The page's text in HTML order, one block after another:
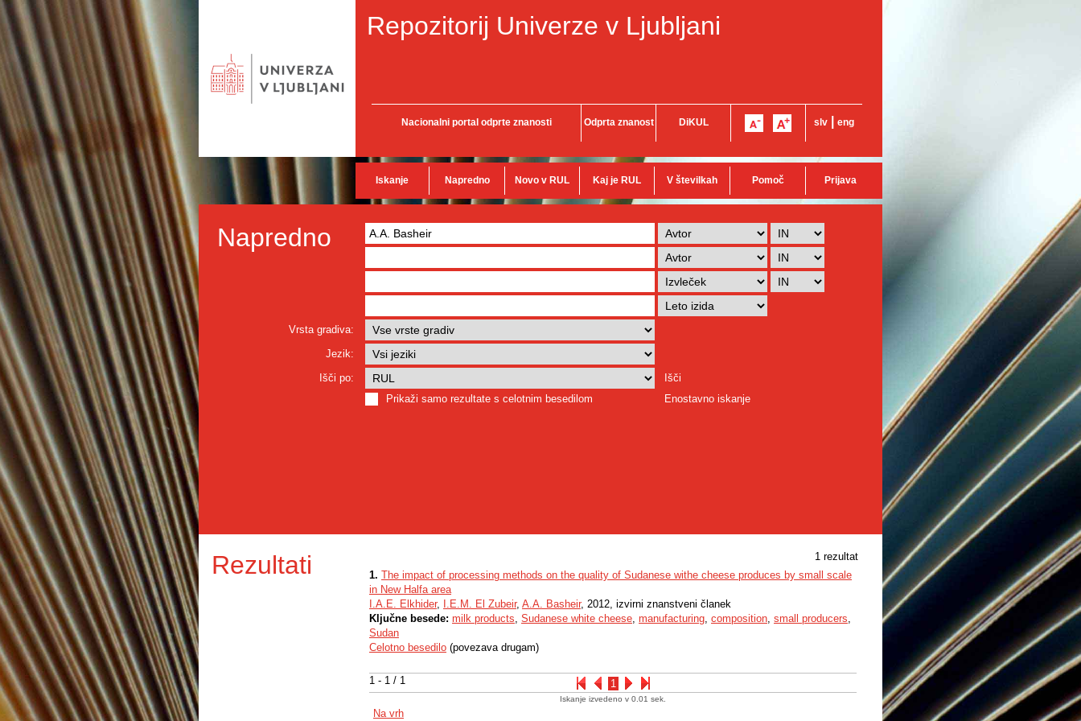
Repozitorij Univerze v Ljubljani
Nacionalni portal odprte znanosti Odprta znanost DiKUL slv eng
Iskanje Napredno Novo v RUL Kaj je RUL V številkah Pomoč Prijava
Napredno
Vrsta gradiva:
Jezik:
Išči po:
Išči
Prikaži samo rezultate s celotnim besedilom
Enostavno iskanje
Rezultati 1 rezultat
1 - 1 / 1 1
1. The impact of processing methods on the quality of Sudanese withe cheese produces by small scale
in New Halfa area
I.A.E. Elkhider, I.E.M. El Zubeir, A.A. Basheir, 2012, izvirni znanstveni članek
Ključne besede: milk products, Sudanese white cheese, manufacturing, composition, small producers,
Sudan
Celotno besedilo (povezava drugam)
Iskanje izvedeno v 0.01 sek.
Na vrh